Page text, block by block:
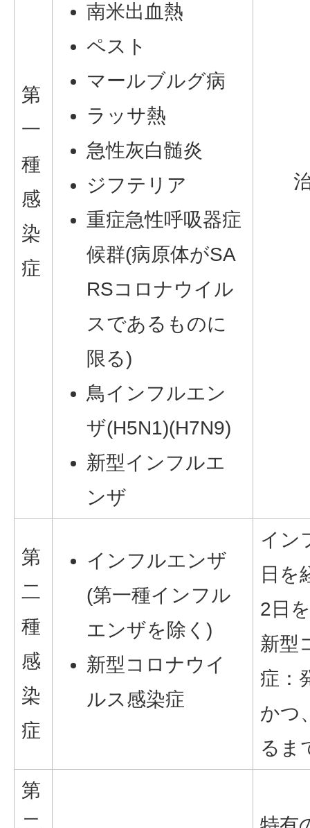
第
一
種
感
染
症
南米出血熱
ペスト
マールブルグ病
ラッサ熱
急性灰白髄炎
ジフテリア
重症急性呼吸器症
候群(病原体がSA
RSコロナウイル
スであるものに
限る)
鳥インフルエン
ザ(H5N1)(H7N9)
新型インフルエ
ンザ
治
第
二
種
感
染
症
インフルエンザ
(第一種インフル
エンザを除く)
新型コロナウイ
ルス感染症
イン
日を
2日
新型
症：
かつ
るま
第